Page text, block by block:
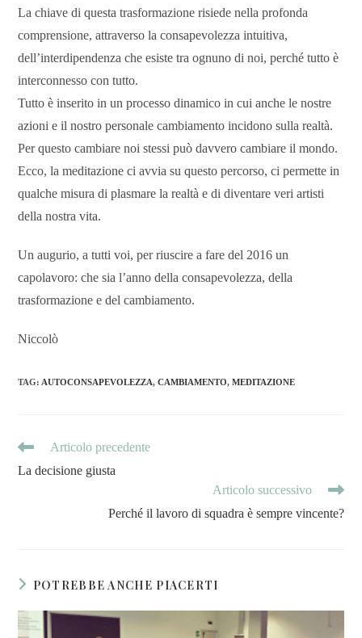
La chiave di questa trasformazione risiede nella profonda
comprensione, attraverso la consapevolezza intuitiva,
dell’interdipendenza che esiste tra ognuno di noi, perché tutto è
interconnesso con tutto.
Tutto è inserito in un processo dinamico in cui anche le nostre
azioni e il nostro personale cambiamento incidono sulla realtà.
Per questo cambiare noi stessi può davvero cambiare il mondo.
Ecco, la meditazione ci avvia su questo percorso, ci permette in
qualche misura di plasmare la realtà e di diventare veri artisti
della nostra vita.
Un augurio, a tutti voi, per riuscire a fare del 2016 un
capolavoro: che sia l’anno della consapevolezza, della
trasformazione e del cambiamento.
Niccolò
TAG: AUTOCONSAPEVOLEZZA, CAMBIAMENTO, MEDITAZIONE
Articolo precedente
La decisione giusta
Articolo successivo
Perché il lavoro di squadra è sempre vincente?
POTREBBE ANCHE PIACERTI